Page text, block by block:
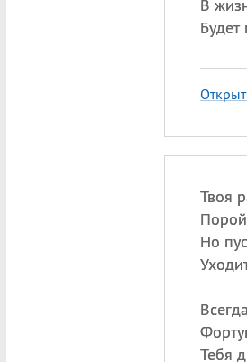
В
Будет
Твоя
Но
Тебя